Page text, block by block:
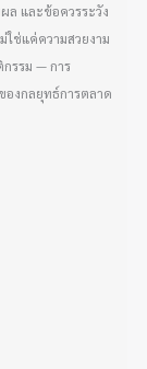
ล และข้อควรระวัง
ช่แค่ความสวยงาม
รรม — การ
องกลยุทธ์การตลาด